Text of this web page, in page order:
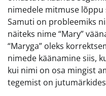
nimedele mitmuse lõppu
Samuti on probleemiks
näiteks nime “Mary”
“Maryga” oleks
nimede käänamine siis,
kui nimi on osa mingist
tegemist on